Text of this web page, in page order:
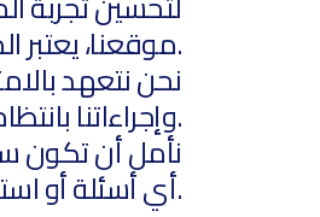
موقعنا، يعتبر المستخدم موافقاً على استخدام ملفات تعريف الارتباط.
وإجراءاتنا بانتظام للتأكد من مواكبتها لأحدث المعايير والممارسات العالمية في حماية البيانات.
نأمل أن تكون
أي أسئلة أو استفسارات، فلا تترددوا في الاتصال بنا للحصول على مزيد من المعلومات.